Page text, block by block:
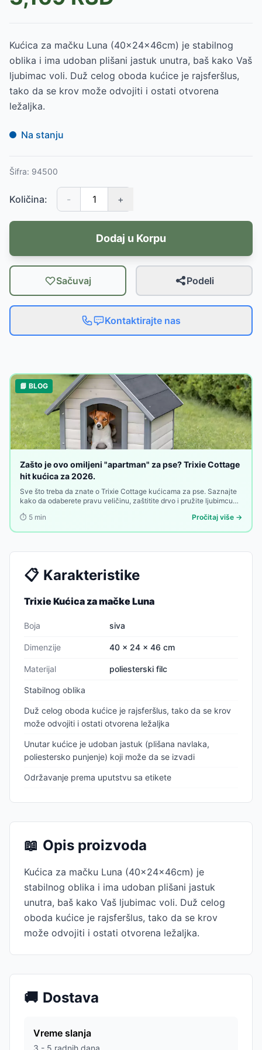
Kućica za mačku Luna (40x24x46cm) je stabilnog
oblika i ima udoban plišani jastuk unutra, baš kako Vaš
ljubimac voli. Duž celog oboda kućice je rajsferšlus,
tako da se krov može odvojiti i ostati otvorena
ležaljka.
Na stanju
Šifra: 94500
Količina: - +
Dodaj u Korpu
Sačuvaj Podeli
Kontaktirajte nas
📘 BLOG
Zašto je ovo omiljeni "apartman" za pse? Trixie Cottage
hit kućica za 2026.
Sve što treba da znate o Trixie Cottage kućicama za pse. Saznajte
kako da odaberete pravu veličinu, zaštitite drvo i pružite ljubimcu
⏱️ 5 min Pročitaj više →
📋 Karakteristike
Trixie Kućica za mačke Luna
Boja siva
Dimenzije 40 × 24 × 46 cm
Materijal poliesterski filc
Stabilnog oblika
Duž celog oboda kućice je rajsferšlus, tako da se krov
može odvojiti i ostati otvorena ležaljka
Unutar kućice je udoban jastuk (plišana navlaka,
poliestersko punjenje) koji može da se izvadi
Održavanje prema uputstvu sa etikete
📖 Opis proizvoda
Kućica za mačku Luna (40x24x46cm) je
stabilnog oblika i ima udoban plišani jastuk
unutra, baš kako Vaš ljubimac voli. Duž celog
oboda kućice je rajsferšlus, tako da se krov
može odvojiti i ostati otvorena ležaljka.
🚚 Dostava
Vreme slanja
3 - 5 radnih dana